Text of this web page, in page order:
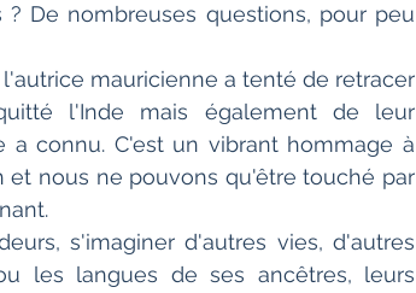
De nombreuses questions, pour peu
mauricienne a tenté de retracer
l'Inde mais également de leur
connu. C'est un vibrant hommage à
et nous ne pouvons qu'être touché par
s'imaginer d'autres vies, d'autres
les langues de ses ancêtres, leurs